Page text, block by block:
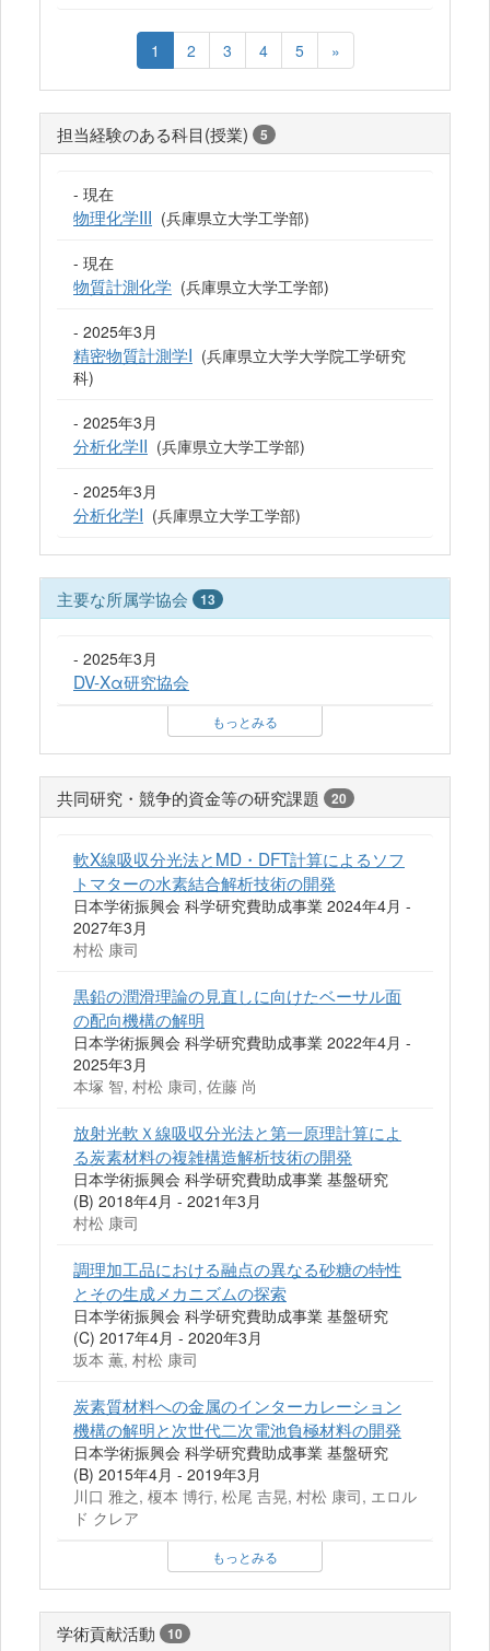
1 2 3 4 5 »
担当経験のある科目(授業) 5
- 現在
物理化学III (兵庫県立大学工学部)
- 現在
物質計測化学 (兵庫県立大学工学部)
- 2025年3月
精密物質計測学I (兵庫県立大学大学院工学研究
科)
- 2025年3月
分析化学II (兵庫県立大学工学部)
- 2025年3月
分析化学I (兵庫県立大学工学部)
主要な所属学協会 13
- 2025年3月
DV-Xα研究協会
もっとみる
共同研究・競争的資金等の研究課題 20
軟X線吸収分光法とMD・DFT計算によるソフ
トマターの水素結合解析技術の開発
日本学術振興会 科学研究費助成事業 2024年4月 -
2027年3月
村松 康司
黒鉛の潤滑理論の見直しに向けたベーサル面
の配向機構の解明
日本学術振興会 科学研究費助成事業 2022年4月 -
2025年3月
本塚 智, 村松 康司, 佐藤 尚
放射光軟Ｘ線吸収分光法と第一原理計算によ
る炭素材料の複雑構造解析技術の開発
日本学術振興会 科学研究費助成事業 基盤研究
(B) 2018年4月 - 2021年3月
村松 康司
調理加工品における融点の異なる砂糖の特性
とその生成メカニズムの探索
日本学術振興会 科学研究費助成事業 基盤研究
(C) 2017年4月 - 2020年3月
坂本 薫, 村松 康司
炭素質材料への金属のインターカレーション
機構の解明と次世代二次電池負極材料の開発
日本学術振興会 科学研究費助成事業 基盤研究
(B) 2015年4月 - 2019年3月
川口 雅之, 榎本 博行, 松尾 吉晃, 村松 康司, エロル
ド クレア
もっとみる
学術貢献活動 10